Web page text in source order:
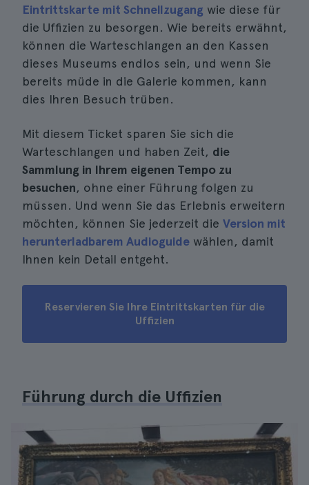
Eintrittskarte mit Schnellzugang wie diese für
die Uffizien zu besorgen. Wie bereits erwähnt,
können die Warteschlangen an den Kassen
dieses Museums endlos sein, und wenn Sie
bereits müde in die Galerie kommen, kann
dies Ihren Besuch trüben.
Mit diesem Ticket sparen Sie sich die
Warteschlangen und haben Zeit, die
Sammlung in Ihrem eigenen Tempo zu
besuchen, ohne einer Führung folgen zu
müssen. Und wenn Sie das Erlebnis erweitern
möchten, können Sie jederzeit die Version mit
herunterladbarem Audioguide wählen, damit
Ihnen kein Detail entgeht.
Reservieren Sie Ihre Eintrittskarten für die
Uffizien
Führung durch die Uffizien